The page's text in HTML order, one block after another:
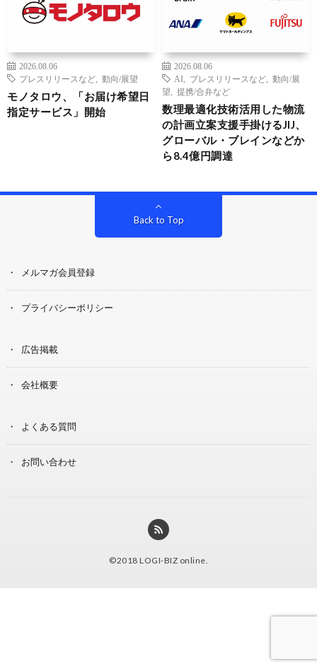
2026.08.06
プレスリリースなど
動向/展望
モノタロウ、「お届け希望日
指定サービス」開始
2026.08.06
AI
プレスリリースなど
動向/展
望
提携/合弁など
数理最適化技術活用した物流
の計画立案支援手掛けるJIJ、
グローバル・ブレインなどか
ら8.4億円調達
Back to Top
メルマガ会員登録
プライバシーポリシー
広告掲載
会社概要
よくある質問
お問い合わせ
©2018 LOGI-BIZ online